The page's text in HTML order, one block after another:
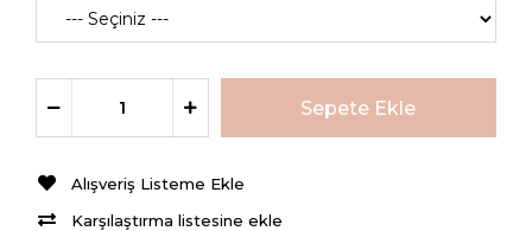
Alışveriş Listeme Ekle
Karşılaştırma listesine ekle